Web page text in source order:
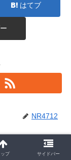
はてブ
NR4712
ップ サイドバー